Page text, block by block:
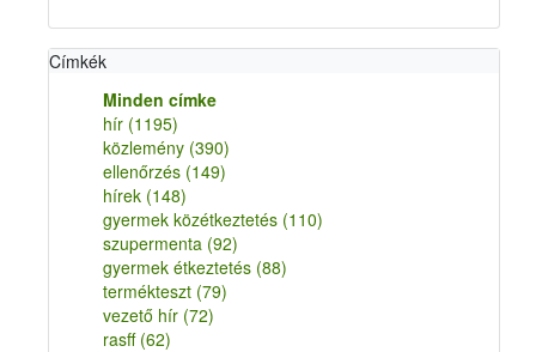
Címkék
Minden címke
hír (1195)
közlemény (390)
ellenőrzés (149)
hírek (148)
gyermek közétkeztetés (110)
szupermenta (92)
gyermek étkeztetés (88)
termékteszt (79)
vezető hír (72)
rasff (62)